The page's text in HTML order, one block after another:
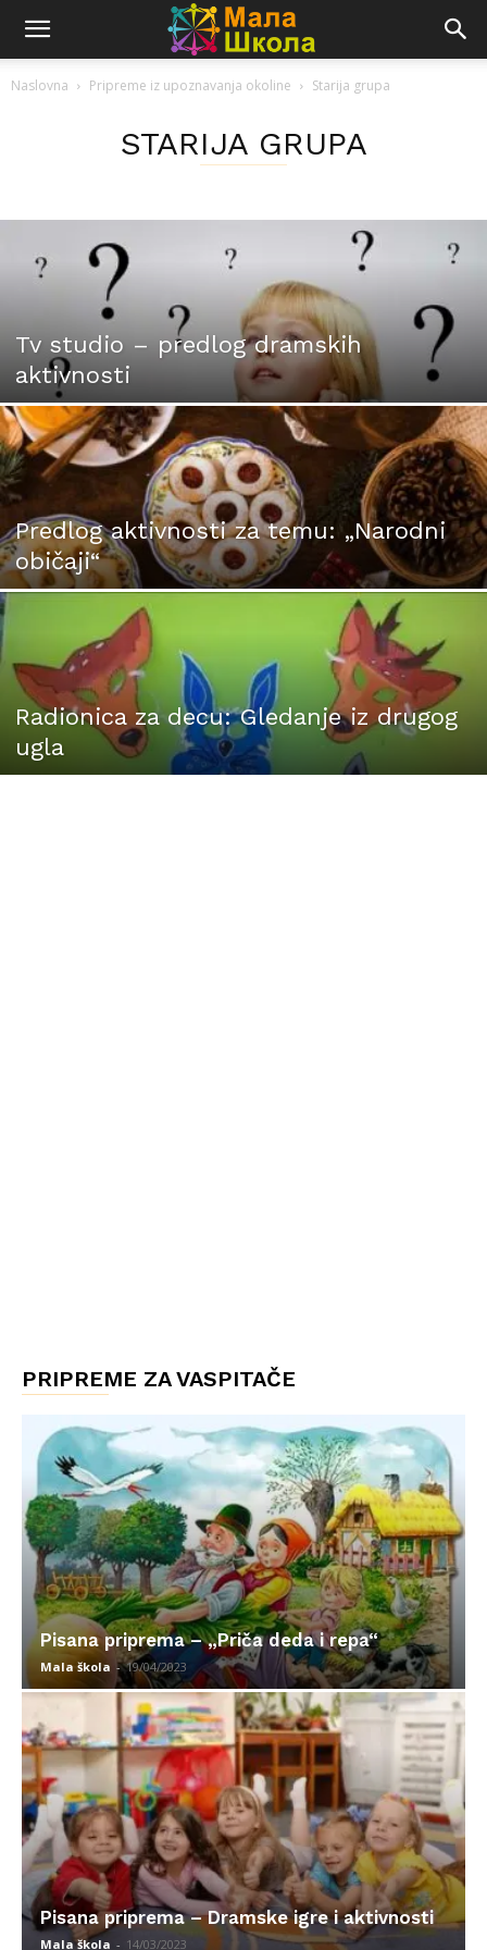
Naslovna Pripreme iz upoznavanja okoline Starija grupa
STARIJA GRUPA
Tv studio – predlog dramskih
aktivnosti
Predlog aktivnosti za temu: „Narodni
običaji“
Radionica za decu: Gledanje iz drugog
ugla
PRIPREME ZA VASPITAČE
Pisana priprema – „Priča deda i repa“
Mala škola - 19/04/2023
Pisana priprema – Dramske igre i aktivnosti
Mala škola - 14/03/2023